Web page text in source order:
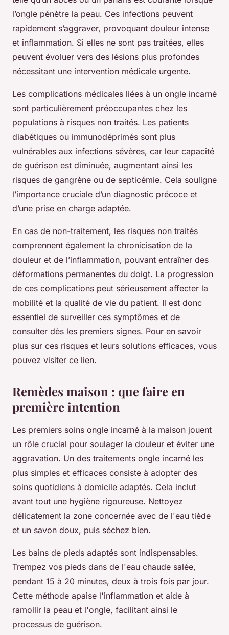
l’ongle pénètre la peau. Ces infections peuvent
rapidement s’aggraver, provoquant douleur intense
et inflammation. Si elles ne sont pas traitées, elles
peuvent évoluer vers des lésions plus profondes
nécessitant une intervention médicale urgente.
Les complications médicales liées à un ongle incarné
sont particulièrement préoccupantes chez les
populations à risques non traités. Les patients
diabétiques ou immunodéprimés sont plus
vulnérables aux infections sévères, car leur capacité
de guérison est diminuée, augmentant ainsi les
risques de gangrène ou de septicémie. Cela souligne
l’importance cruciale d’un diagnostic précoce et
d’une prise en charge adaptée.
En cas de non-traitement, les risques non traités
comprennent également la chronicisation de la
douleur et de l’inflammation, pouvant entraîner des
déformations permanentes du doigt. La progression
de ces complications peut sérieusement affecter la
mobilité et la qualité de vie du patient. Il est donc
essentiel de surveiller ces symptômes et de
consulter dès les premiers signes. Pour en savoir
plus sur ces risques et leurs solutions efficaces, vous
pouvez visiter ce lien.
Remèdes maison : que faire en
première intention
Les premiers soins ongle incarné à la maison jouent
un rôle crucial pour soulager la douleur et éviter une
aggravation. Un des traitements ongle incarné les
plus simples et efficaces consiste à adopter des
soins quotidiens à domicile adaptés. Cela inclut
avant tout une hygiène rigoureuse. Nettoyez
délicatement la zone concernée avec de l'eau tiède
et un savon doux, puis séchez bien.
Les bains de pieds adaptés sont indispensables.
Trempez vos pieds dans de l'eau chaude salée,
pendant 15 à 20 minutes, deux à trois fois par jour.
Cette méthode apaise l'inflammation et aide à
ramollir la peau et l'ongle, facilitant ainsi le
processus de guérison.